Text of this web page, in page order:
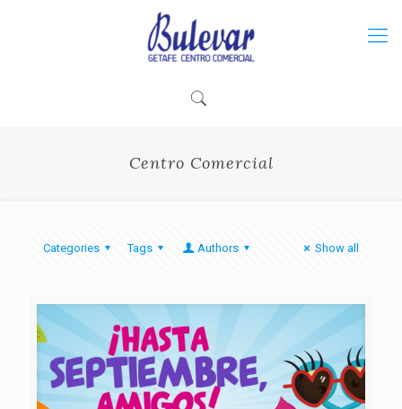
Centro Comercial
Categories Tags Authors Show all